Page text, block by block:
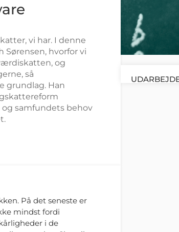
vi har. I denne
Sørensen, hvorfor vi
og
så
grundlag. Han
samfundets behov
På det seneste er
mindst fordi
i de